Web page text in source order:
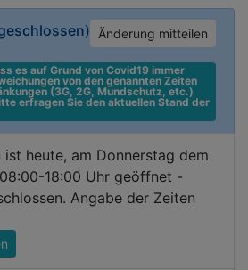
Änderung mitteilen
es auf Grund von Covid19 immer
von den genannten Zeiten
(3G, 2G, Mundschutz, etc.)
erfragen Sie den aktuellen Stand der
ist heute, am Donnerstag dem
18:00 Uhr geöffnet -
Angabe der Zeiten